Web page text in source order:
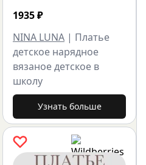
1935₽
NINA LUNA | Платье
детское нарядное
вязаное детское в
школу
Узнать больше